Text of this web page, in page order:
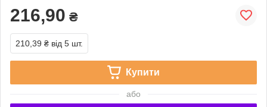
216,90 ₴
210,39 ₴ від 5 шт.
Купити
або